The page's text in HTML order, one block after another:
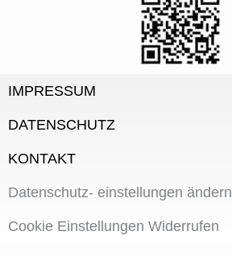
IMPRESSUM
DATENSCHUTZ
KONTAKT
Datenschutz- einstellungen ändern
Cookie Einstellungen Widerrufen